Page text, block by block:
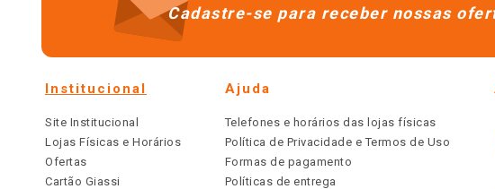
Cadastre-se para receber nossas
Institucional
Site Institucional
Lojas Físicas e Horários
Ofertas
Cartão Giassi
Ajuda
Telefones e horários das lojas físicas
Política de Privacidade e Termos de Uso
Formas de pagamento
Políticas de entrega